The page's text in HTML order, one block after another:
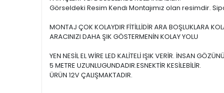
Görseldeki Resim Kendı Montajımız olan resimdir.
MONTAJ ÇOK KOLAYDIR FİTİLLİDİR ARA BOŞLUKLARA
ARACINIZI DAHA ŞIK GÖSTERMENİN KOLAY YOLU
YEN NESİL EL WİRE LED KALİTELİ IŞIK VERİR. İNSAN
5 METRE UZUNLUGUNDADIR.ESNEKTİR KESİLEBİLİR.
ÜRÜN 12V ÇALIŞMAKTADIR.